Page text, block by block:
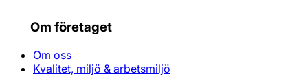
Om företaget
Om oss
Kvalitet, miljö & arbetsmiljö